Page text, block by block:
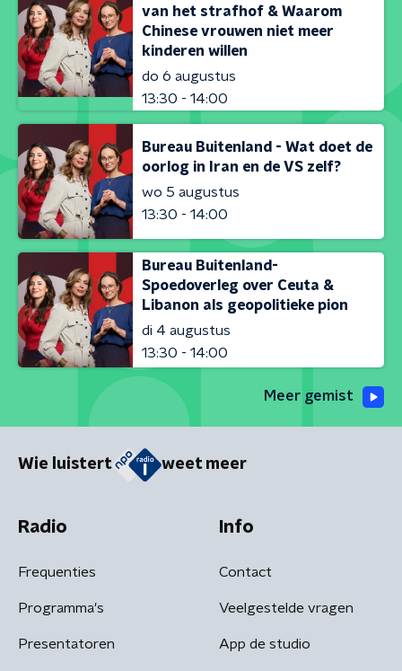
van het strafhof & Waarom
Chinese vrouwen niet meer
kinderen willen
do 6 augustus
13:30 - 14:00
Bureau Buitenland - Wat doet de
oorlog in Iran en de VS zelf?
wo 5 augustus
13:30 - 14:00
Bureau Buitenland-
Spoedoverleg over Ceuta &
Libanon als geopolitieke pion
di 4 augustus
13:30 - 14:00
Meer gemist
Wie luistert weet meer
Radio
Frequenties
Programma's
Presentatoren
Info
Contact
Veelgestelde vragen
App de studio